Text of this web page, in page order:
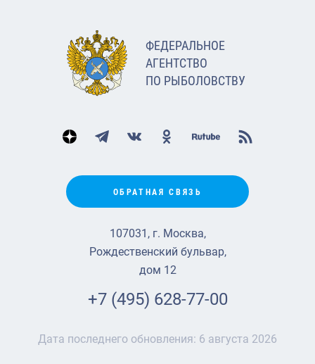
ФЕДЕРАЛЬНОЕ
АГЕНТСТВО
ПО РЫБОЛОВСТВУ
ОБРАТНАЯ СВЯЗЬ
107031, г. Москва,
Рождественский бульвар,
дом 12
+7 (495) 628-77-00
Дата последнего обновления: 6 августа 2026